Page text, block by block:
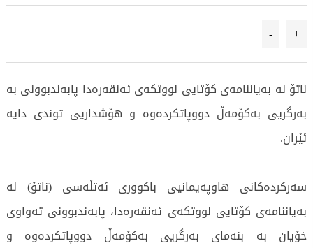
+
-
ناتۆ لە بەیاننامەی کۆتایی لووتکەی ئەنقەرەدا پابەندبوونی بە
بەرگریی بەکۆمەڵ دووپاتکردەوە و هۆشداریی توندی دایە
ئێران.
سەرکردەکانی هاوپەیمانیی باکووری ئەتڵەسی (ناتۆ) لە
بەیاننامەی کۆتایی لووتکەی ئەنقەرەدا، پابەندبوونی تەواوی
خۆیان بە بنەمای بەرگریی بەکۆمەڵ دووپاتکردەوە و